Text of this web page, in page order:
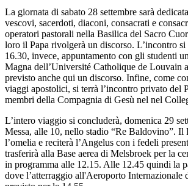
La giornata di sabato 28 settembre sarà
vescovi, sacerdoti, diaconi, consacrati e
operatori pastorali nella Basilica del Sacro
loro il Papa rivolgerà un discorso. L’incontro
16.30, invece, appuntamento con gli studenti
Magna dell’Université Catholique de Louvain
previsto anche qui un discorso. Infine, come
viaggi apostolici, si terrà l’incontro privato del
membri della Compagnia di Gesù nel nel
L’intero viaggio si concluderà, domenica 29
Messa, alle 10, nello stadio “Re Baldovino”. Il
l’omelia e reciterà l’Angelus con i fedeli
trasferirà alla Base aerea di Melsbroek per la
in programma alle 12.15. Alle 12.45 quindi la
dove l’atterraggio all'Aeroporto Internazionale